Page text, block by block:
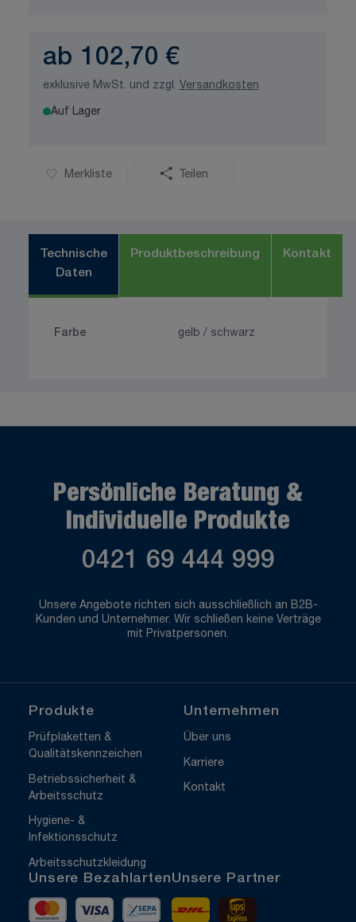
ab 102,70 €
exklusive MwSt. und zzgl. Versandkosten
Auf Lager
Merkliste Teilen
Technische
Daten
Produktbeschreibung Kontakt
Farbe gelb / schwarz
Persönliche Beratung &
Individuelle Produkte
0421 69 444 999
Unsere Angebote richten sich ausschließlich an B2B-
Kunden und Unternehmer. Wir schließen keine Verträge
mit Privatpersonen.
Produkte
Prüfplaketten &
Qualitätskennzeichen
Betriebssicherheit &
Arbeitsschutz
Hygiene- &
Infektionsschutz
Arbeitsschutzkleidung
Unternehmen
Über uns
Karriere
Kontakt
Unsere Bezahlarten
MastercardVisa Vorkasse
Unsere Partner
DHL